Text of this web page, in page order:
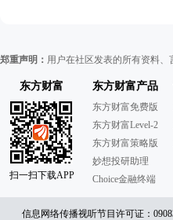
郑重声明： 用户在社区发表的所有资料
东方财富
扫一扫下载APP
东方财富产品
东方财富免费版
东方财富Level-2
东方财富策略版
妙想投研助理
Choice金融终端
信息网络传播视听节目许可证：